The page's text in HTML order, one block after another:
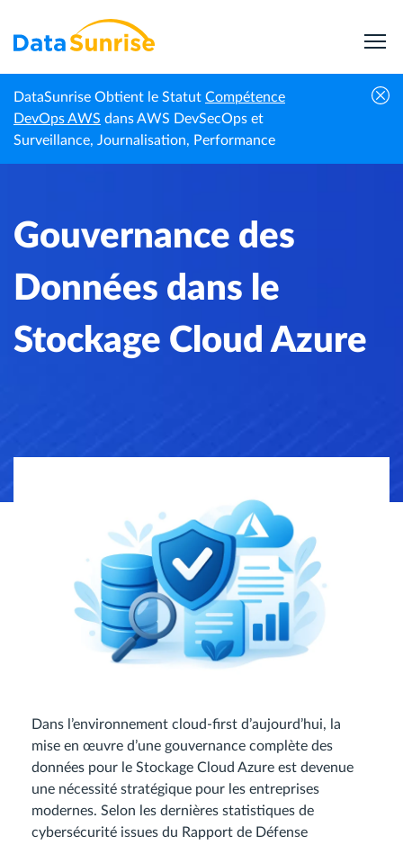
DataSunrise Obtient le Statut Compétence
DevOps AWS dans AWS DevSecOps et
Surveillance, Journalisation, Performance
Accueil
Centre de
connaissances
Gouvernance des Données dans le
Stockage Cloud Azure
Gouvernance des
Données dans le
Stockage Cloud Azure
Dans l’environnement cloud-first d’aujourd’hui, la
mise en œuvre d’une gouvernance complète des
données pour le Stockage Cloud Azure est devenue
une nécessité stratégique pour les entreprises
modernes. Selon les dernières statistiques de
cybersécurité issues du Rapport de Défense